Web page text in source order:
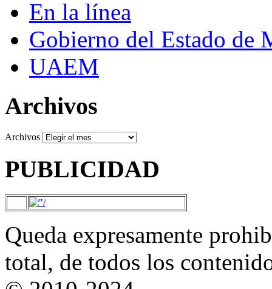
En la línea
Gobierno del Estado de
UAEM
Archivos
Archivos
PUBLICIDAD
Queda expresamente
total, de todos los